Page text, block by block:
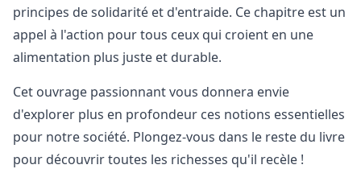
principes de solidarité et d'entraide. Ce chapitre est un
appel à l'action pour tous ceux qui croient en une
alimentation plus juste et durable.
Cet ouvrage passionnant vous donnera envie
d'explorer plus en profondeur ces notions essentielles
pour notre société. Plongez-vous dans le reste du livre
pour découvrir toutes les richesses qu'il recèle !